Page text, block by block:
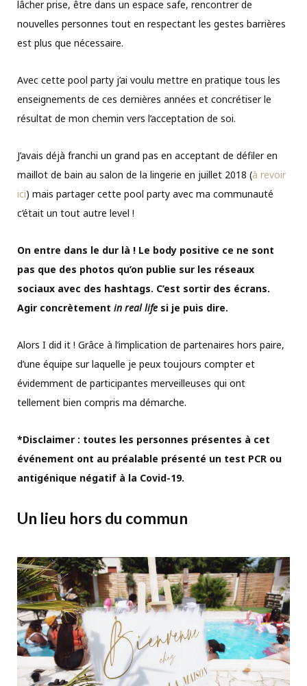
lâcher prise, être dans un espace safe, rencontrer de
nouvelles personnes tout en respectant les gestes barrières
est plus que nécessaire.
Avec cette pool party j’ai voulu mettre en pratique tous les
enseignements de ces dernières années et concrétiser le
résultat de mon chemin vers l’acceptation de soi.
J’avais déjà franchi un grand pas en acceptant de défiler en
maillot de bain au salon de la lingerie en juillet 2018 (à revoir
ici) mais partager cette pool party avec ma communauté
c’était un tout autre level !
On entre dans le dur là ! Le body positive ce ne sont
pas que des photos qu’on publie sur les réseaux
sociaux avec des hashtags. C’est sortir des écrans.
Agir concrètement in real life si je puis dire.
Alors I did it ! Grâce à l’implication de partenaires hors paire,
d’une équipe sur laquelle je peux toujours compter et
évidemment de participantes merveilleuses qui ont
tellement bien compris ma démarche.
*Disclaimer : toutes les personnes présentes à cet
événement ont au préalable présenté un test PCR ou
antigénique négatif à la Covid-19.
Un lieu hors du commun